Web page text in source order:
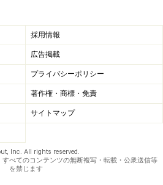
採用情報
広告掲載
プライバシーポリシー
著作権・商標・免責
サイトマップ
Inc. All rights reserved.
べてのコンテンツの無断複写・転載・公衆送信等
を禁じます